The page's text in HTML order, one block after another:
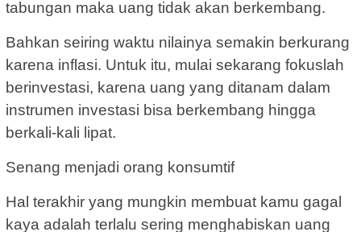
tabungan maka uang tidak akan berkembang.
Bahkan seiring waktu nilainya semakin berkurang
karena inflasi. Untuk itu, mulai sekarang fokuslah
berinvestasi, karena uang yang ditanam dalam
instrumen investasi bisa berkembang hingga
berkali-kali lipat.
Senang menjadi orang konsumtif
Hal terakhir yang mungkin membuat kamu gagal
kaya adalah terlalu sering menghabiskan uang